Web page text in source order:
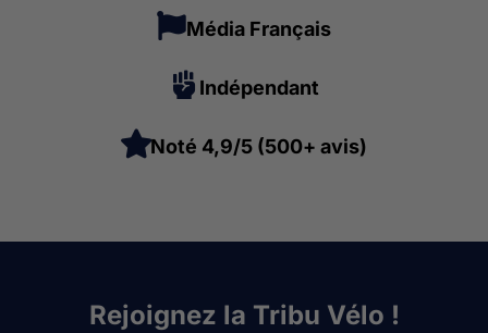
Média Français
Indépendant
Noté 4,9/5 (500+ avis)
Rejoignez la Tribu Vélo !